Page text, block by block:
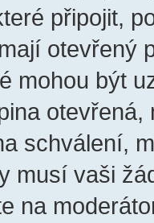
připojit,
otevřený
mohou být
schválení,
musí vaši
na